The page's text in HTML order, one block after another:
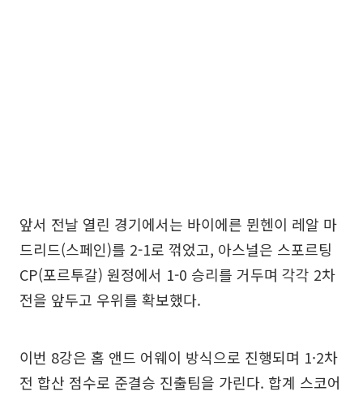
앞서 전날 열린 경기에서는 바이에른 뮌헨이 레알 마
드리드(스페인)를 2-1로 꺾었고, 아스널은 스포르팅
CP(포르투갈) 원정에서 1-0 승리를 거두며 각각 2차
전을 앞두고 우위를 확보했다.
이번 8강은 홈 앤드 어웨이 방식으로 진행되며 1·2차
전 합산 점수로 준결승 진출팀을 가린다. 합계 스코어